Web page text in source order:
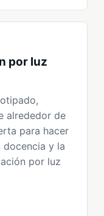
por luz
alrededor de
para hacer
docencia y la
por luz